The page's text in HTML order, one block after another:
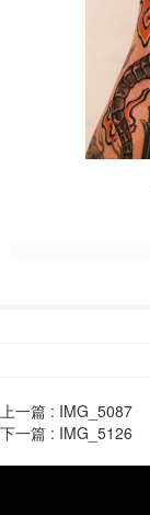
上一篇 : IMG_5087
下一篇 : IMG_5126